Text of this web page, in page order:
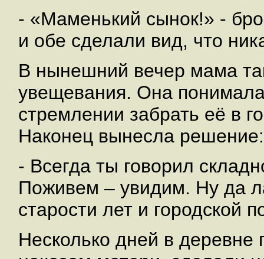
- «Маменький сынок!» -
и обе сделали вид, что
В нынешний вечер мама
увещевания. Она
стремлении забрать её в
Наконец вынесла решение:
- Всегда ты говорил
Поживем – увидим. Ну да
старости лет и городской
Несколько дней в